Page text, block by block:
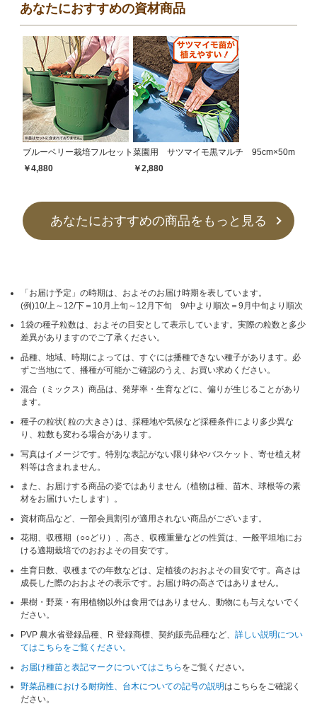
あなたにおすすめの資材商品
ブルーベリー栽培フルセット
￥4,880
菜園用 サツマイモ黒マルチ 95cm×50m
￥2,880
あなたにおすすめの商品をもっと見る
「お届け予定」の時期は、およそのお届け時期を表しています。
(例)10/上～12/下＝10月上旬～12月下旬 9/中より順次＝9月中旬より順次
1袋の種子粒数は、およその目安として表示しています。実際の粒数と多少
差異がありますのでご了承ください。
品種、地域、時期によっては、すぐには播種できない種子があります。必
ずご当地にて、播種が可能かご確認のうえ、お買い求めください。
混合（ミックス）商品は、発芽率・生育などに、偏りが生じることがあり
ます。
種子の粒状( 粒の大きさ) は、採種地や気候など採種条件により多少異な
り、粒数も変わる場合があります。
写真はイメージです。特別な表記がない限り鉢やバスケット、寄せ植え材
料等は含まれません。
また、お届けする商品の姿ではありません（植物は種、苗木、球根等の素
材をお届けいたします）。
資材商品など、一部会員割引が適用されない商品がございます。
花期、収穫期（○○どり）、高さ、収穫重量などの性質は、一般平坦地にお
ける適期栽培でのおおよその目安です。
生育日数、収穫までの年数などは、定植後のおおよその目安です。高さは
成長した際のおおよその表示です。お届け時の高さではありません。
果樹・野菜・有用植物以外は食用ではありません、動物にも与えないでく
ださい。
PVP 農水省登録品種、R 登録商標、契約販売品種など、詳しい説明につい
てはこちらをご覧ください。
お届け種苗と表記マークについてはこちら をご覧ください。
野菜品種における耐病性、台木についての記号の説明はこちらをご確認く
ださい。